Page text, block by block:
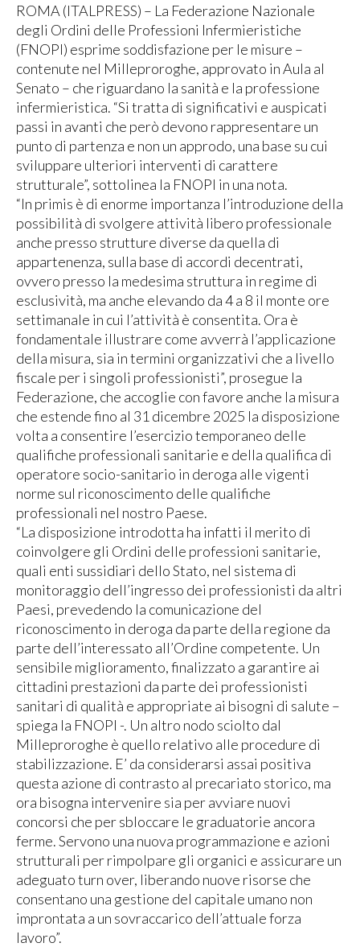
ROMA (ITALPRESS) – La Federazione Nazionale
degli Ordini delle Professioni Infermieristiche
(FNOPI) esprime soddisfazione per le misure –
contenute nel Milleproroghe, approvato in Aula al
Senato – che riguardano la sanità e la professione
infermieristica. “Si tratta di significativi e auspicati
passi in avanti che però devono rappresentare un
punto di partenza e non un approdo, una base su cui
sviluppare ulteriori interventi di carattere
strutturale”, sottolinea la FNOPI in una nota.
“In primis è di enorme importanza l’introduzione della
possibilità di svolgere attività libero professionale
anche presso strutture diverse da quella di
appartenenza, sulla base di accordi decentrati,
ovvero presso la medesima struttura in regime di
esclusività, ma anche elevando da 4 a 8 il monte ore
settimanale in cui l’attività è consentita. Ora è
fondamentale illustrare come avverrà l’applicazione
della misura, sia in termini organizzativi che a livello
fiscale per i singoli professionisti”, prosegue la
Federazione, che accoglie con favore anche la misura
che estende fino al 31 dicembre 2025 la disposizione
volta a consentire l’esercizio temporaneo delle
qualifiche professionali sanitarie e della qualifica di
operatore socio-sanitario in deroga alle vigenti
norme sul riconoscimento delle qualifiche
professionali nel nostro Paese.
“La disposizione introdotta ha infatti il merito di
coinvolgere gli Ordini delle professioni sanitarie,
quali enti sussidiari dello Stato, nel sistema di
monitoraggio dell’ingresso dei professionisti da altri
Paesi, prevedendo la comunicazione del
riconoscimento in deroga da parte della regione da
parte dell’interessato all’Ordine competente. Un
sensibile miglioramento, finalizzato a garantire ai
cittadini prestazioni da parte dei professionisti
sanitari di qualità e appropriate ai bisogni di salute –
spiega la FNOPI -. Un altro nodo sciolto dal
Milleproroghe è quello relativo alle procedure di
stabilizzazione. E’ da considerarsi assai positiva
questa azione di contrasto al precariato storico, ma
ora bisogna intervenire sia per avviare nuovi
concorsi che per sbloccare le graduatorie ancora
ferme. Servono una nuova programmazione e azioni
strutturali per rimpolpare gli organici e assicurare un
adeguato turn over, liberando nuove risorse che
consentano una gestione del capitale umano non
improntata a un sovraccarico dell’attuale forza
lavoro”.